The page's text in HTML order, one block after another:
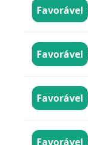
Favorável
Favorável
Favorável
Favorável